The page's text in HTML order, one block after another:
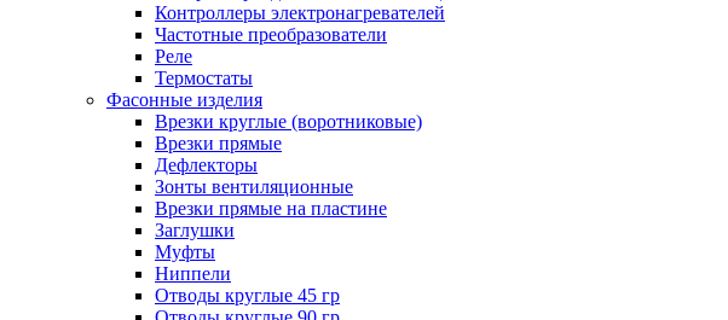
Контроллеры электронагревателей
Частотные преобразователи
Реле
Термостаты
Фасонные изделия
Врезки круглые (воротниковые)
Врезки прямые
Дефлекторы
Зонты вентиляционные
Врезки прямые на пластине
Заглушки
Муфты
Ниппели
Отводы круглые 45 гр